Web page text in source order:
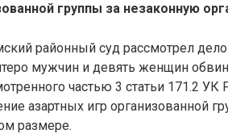
группы за незаконную
районный суд рассмотрел
мужчин и девять женщин
частью 3 статьи 171.2 УК
азартных игр организованной
размере.